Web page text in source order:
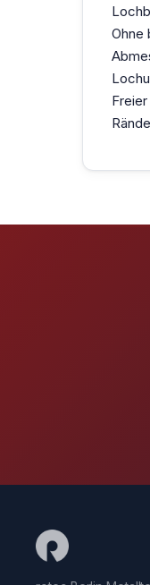
Ohne
Freier